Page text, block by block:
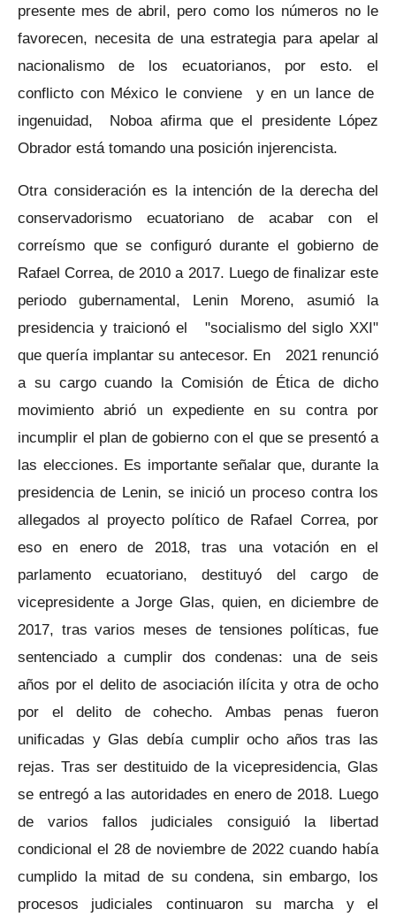
presente mes de abril, pero como los números no le
favorecen, necesita de una estrategia para apelar al
nacionalismo de los ecuatorianos, por esto. el
conflicto con México le conviene y en un lance de
ingenuidad, Noboa afirma que el presidente López
Obrador está tomando una posición injerencista.
Otra consideración es la intención de la derecha del
conservadorismo ecuatoriano de acabar con el
correísmo que se configuró durante el gobierno de
Rafael Correa, de 2010 a 2017. Luego de finalizar este
periodo gubernamental, Lenin Moreno, asumió la
presidencia y traicionó el "socialismo del siglo XXI"
que quería implantar su antecesor. En 2021 renunció
a su cargo cuando la Comisión de Ética de dicho
movimiento abrió un expediente en su contra por
incumplir el plan de gobierno con el que se presentó a
las elecciones. Es importante señalar que, durante la
presidencia de Lenin, se inició un proceso contra los
allegados al proyecto político de Rafael Correa, por
eso en enero de 2018, tras una votación en el
parlamento ecuatoriano, destituyó del cargo de
vicepresidente a Jorge Glas, quien, en diciembre de
2017, tras varios meses de tensiones políticas, fue
sentenciado a cumplir dos condenas: una de seis
años por el delito de asociación ilícita y otra de ocho
por el delito de cohecho. Ambas penas fueron
unificadas y Glas debía cumplir ocho años tras las
rejas. Tras ser destituido de la vicepresidencia, Glas
se entregó a las autoridades en enero de 2018. Luego
de varios fallos judiciales consiguió la libertad
condicional el 28 de noviembre de 2022 cuando había
cumplido la mitad de su condena, sin embargo, los
procesos judiciales continuaron su marcha y el